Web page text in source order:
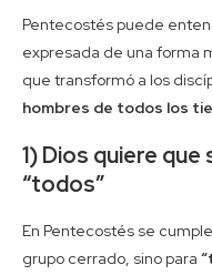
Pentecostés puede
expresada de una forma
que transformó a los
hombres de todos los
1) Dios quiere que
“todos”
En Pentecostés se
grupo cerrado, sino para